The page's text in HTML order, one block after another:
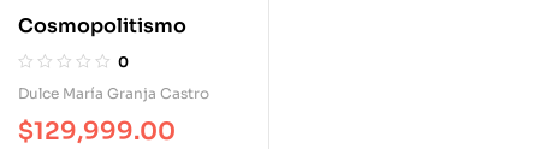
Cosmopolitismo
0
Dulce María Granja Castro
$129,999.00